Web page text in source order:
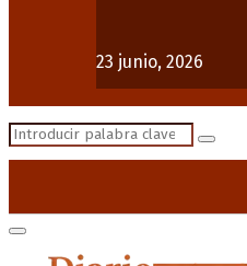
23 junio, 2026
Search
Search
Primary
Menu